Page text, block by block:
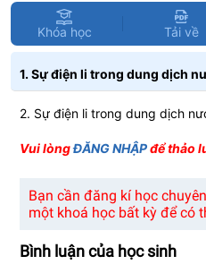
Khóa học Tải về
1. Sự điện li trong dung dịch
2. Sự điện li trong dung dịch
Vui lòngĐĂNG NHẬPđể thảo
Bạn cần đăng kí học
một khoá học bất kỳ để có
Bình luận của học sinh